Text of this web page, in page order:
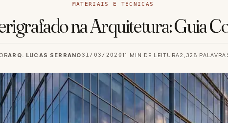
MATERIAIS E TÉCNICAS
na Arquitetura: Guia
ARQ. LUCAS SERRANO31/03/202011 MIN DE LEITURA2,328